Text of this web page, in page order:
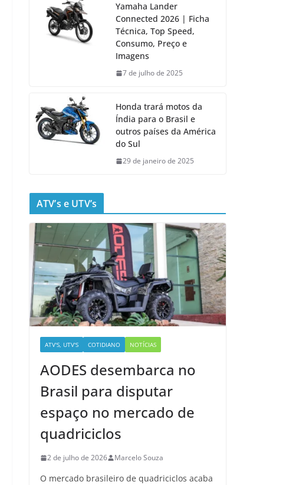
Yamaha Lander
Connected 2026 | Ficha
Técnica, Top Speed,
Consumo, Preço e
Imagens
7 de julho de 2025
Honda trará motos da
Índia para o Brasil e
outros países da América
do Sul
29 de janeiro de 2025
ATV’s e UTV’s
ATV'S, UTV'S COTIDIANO NOTÍCIAS
AODES desembarca no
Brasil para disputar
espaço no mercado de
quadriciclos
2 de julho de 2026 Marcelo Souza
O mercado brasileiro de quadriciclos acaba